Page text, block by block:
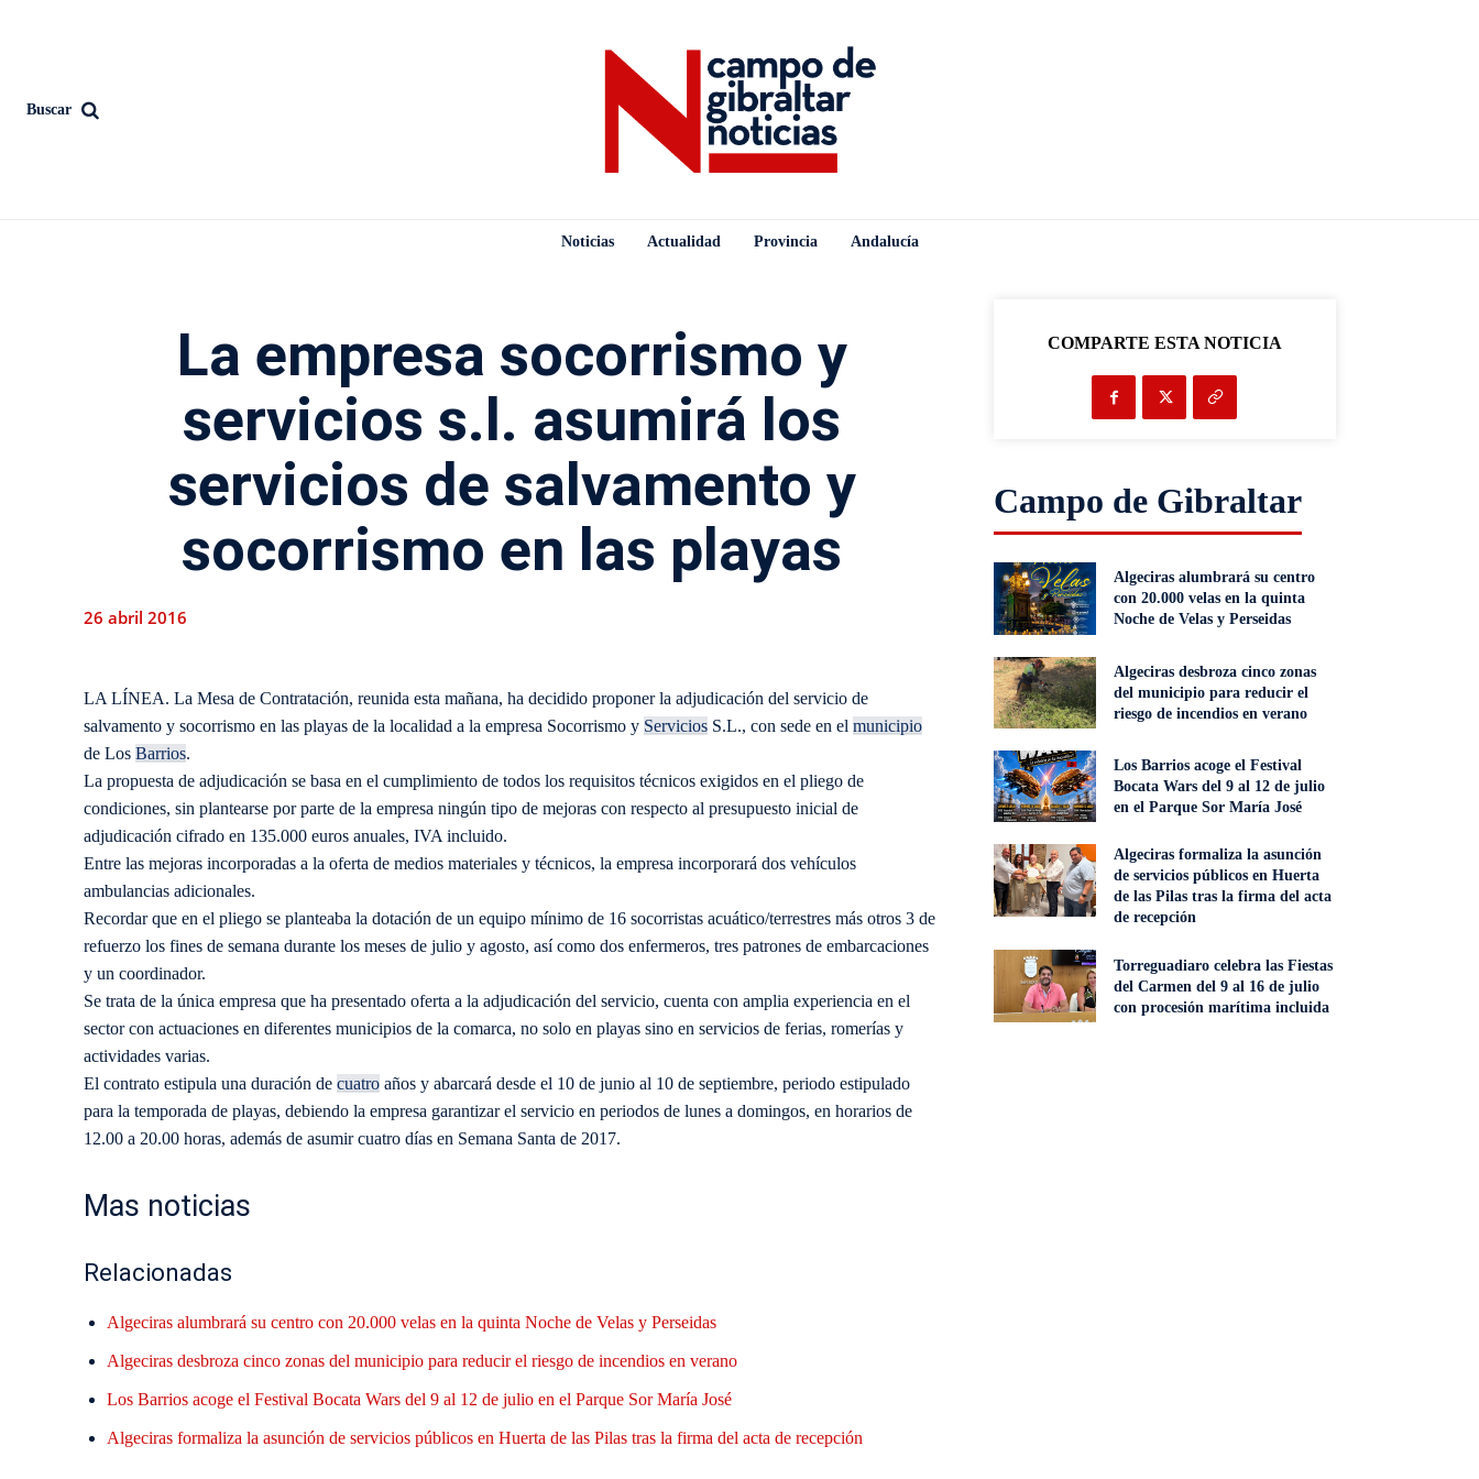
Buscar
Noticias Actualidad Provincia Andalucía
La empresa socorrismo y
servicios s.l. asumirá los
servicios de salvamento y
socorrismo en las playas
26 abril 2016
LA LÍNEA. La Mesa de Contratación, reunida esta mañana, ha decidido proponer la adjudicación del servicio de
salvamento y socorrismo en las playas de la localidad a la empresa Socorrismo y Servicios S.L., con sede en el municipio
de Los Barrios.
La propuesta de adjudicación se basa en el cumplimiento de todos los requisitos técnicos exigidos en el pliego de
condiciones, sin plantearse por parte de la empresa ningún tipo de mejoras con respecto al presupuesto inicial de
adjudicación cifrado en 135.000 euros anuales, IVA incluido.
Entre las mejoras incorporadas a la oferta de medios materiales y técnicos, la empresa incorporará dos vehículos
ambulancias adicionales.
Recordar que en el pliego se planteaba la dotación de un equipo mínimo de 16 socorristas acuático/terrestres más otros 3 de
refuerzo los fines de semana durante los meses de julio y agosto, así como dos enfermeros, tres patrones de embarcaciones
y un coordinador.
Se trata de la única empresa que ha presentado oferta a la adjudicación del servicio, cuenta con amplia experiencia en el
sector con actuaciones en diferentes municipios de la comarca, no solo en playas sino en servicios de ferias, romerías y
actividades varias.
El contrato estipula una duración de cuatro años y abarcará desde el 10 de junio al 10 de septiembre, periodo estipulado
para la temporada de playas, debiendo la empresa garantizar el servicio en periodos de lunes a domingos, en horarios de
12.00 a 20.00 horas, además de asumir cuatro días en Semana Santa de 2017.
Mas noticias
Relacionadas
Algeciras alumbrará su centro con 20.000 velas en la quinta Noche de Velas y Perseidas
Algeciras desbroza cinco zonas del municipio para reducir el riesgo de incendios en verano
Los Barrios acoge el Festival Bocata Wars del 9 al 12 de julio en el Parque Sor María José
Algeciras formaliza la asunción de servicios públicos en Huerta de las Pilas tras la firma del acta de recepción
COMPARTE ESTA NOTICIA
Campo de Gibraltar
Algeciras alumbrará su centro
con 20.000 velas en la quinta
Noche de Velas y Perseidas
Algeciras desbroza cinco zonas
del municipio para reducir el
riesgo de incendios en verano
Los Barrios acoge el Festival
Bocata Wars del 9 al 12 de julio
en el Parque Sor María José
Algeciras formaliza la asunción
de servicios públicos en Huerta
de las Pilas tras la firma del acta
de recepción
Torreguadiaro celebra las Fiestas
del Carmen del 9 al 16 de julio
con procesión marítima incluida